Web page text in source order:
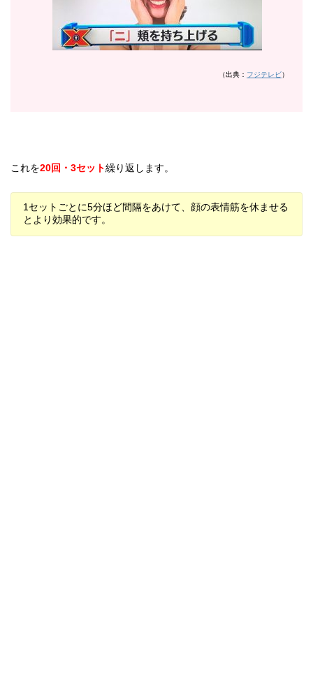
（出典： フジテレビ）
これを20回・3セット繰り返します。
1セットごとに5分ほど間隔をあけて、顔の表情筋を休ませる
とより効果的です。